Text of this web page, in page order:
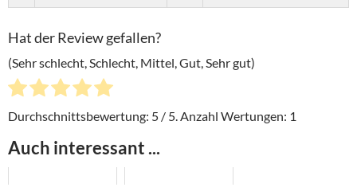
Hat der Review gefallen?
(Sehr schlecht, Schlecht, Mittel, Gut, Sehr gut)
Durchschnittsbewertung: 5 / 5. Anzahl Wertungen: 1
Auch interessant ...